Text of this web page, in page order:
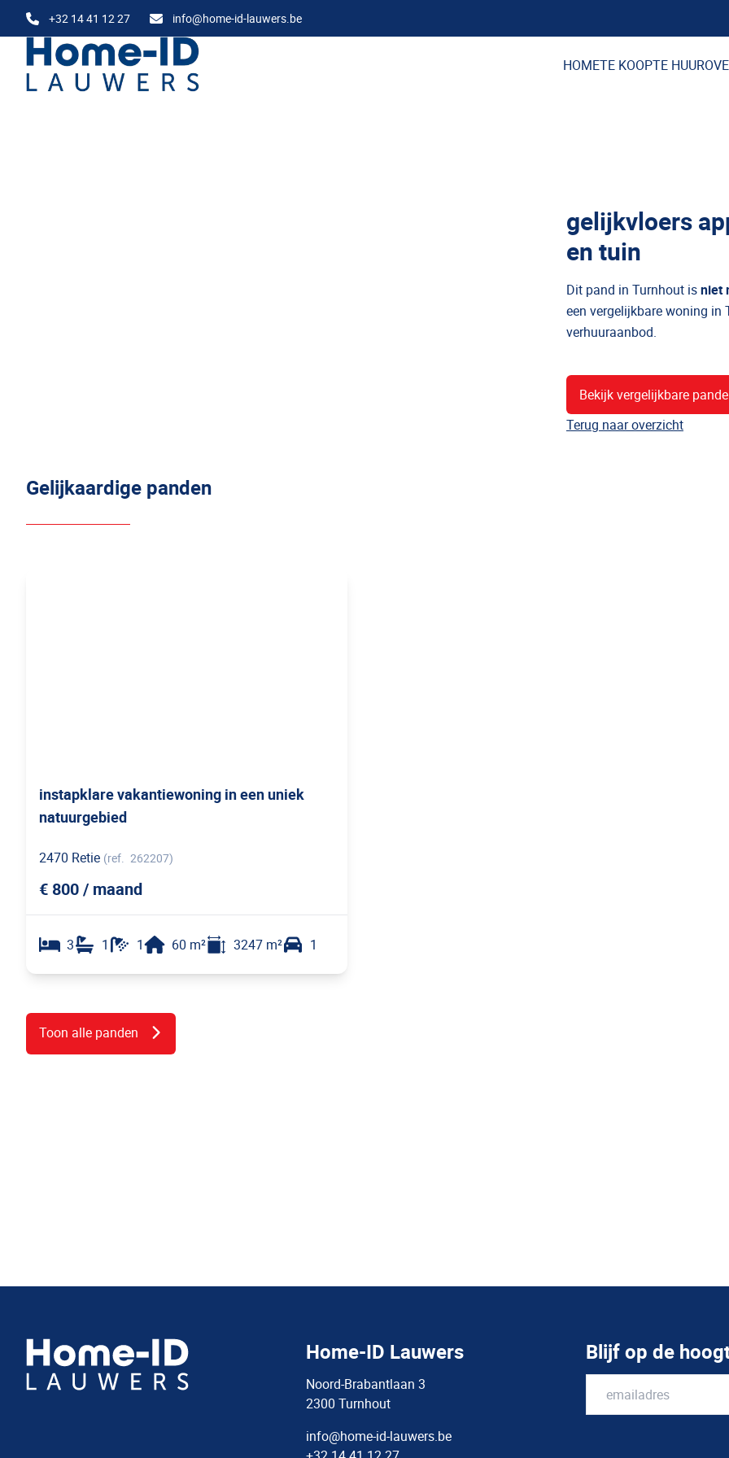
Ga naar hoofdinhoud
+32 14 41 12 27 info@home-id-lauwers.be
HOMETE KOOPTE HUUR
gelijkvloers
en tuin
Dit pand in Turnhout isniet
een vergelijkbare woning in
verhuuraanbod.
Bekijk vergelijkbare
Terug naar overzicht
Gelijkaardige panden
instapklare vakantiewoning in een uniek
natuurgebied
2470 Retie (ref. 262207)
€ 800 / maand
3 1 1 60 m² 3247 m²
1
1
Toon alle panden
Home-ID Lauwers
Noord-Brabantlaan 3
2300 Turnhout
info@home-id-lauwers.be
Blijf op de